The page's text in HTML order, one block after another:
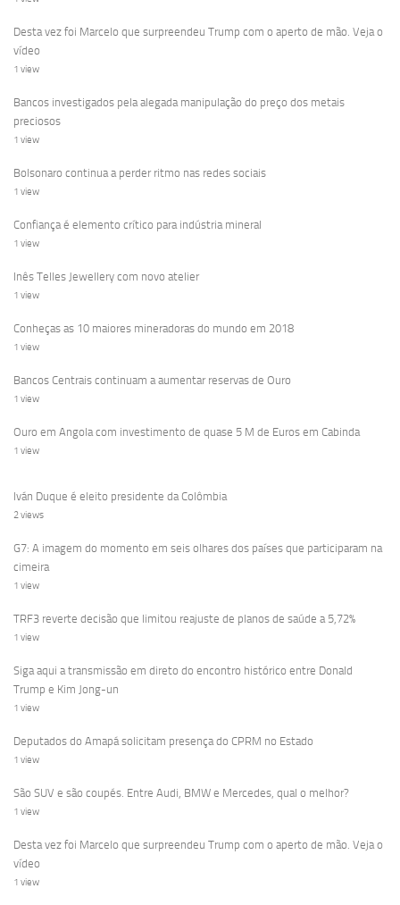
Desta vez foi Marcelo que surpreendeu Trump com o aperto de mão. Veja o
vídeo
1 view
Bancos investigados pela alegada manipulação do preço dos metais
preciosos
1 view
Bolsonaro continua a perder ritmo nas redes sociais
1 view
Confiança é elemento crítico para indústria mineral
1 view
Inês Telles Jewellery com novo atelier
1 view
Conheças as 10 maiores mineradoras do mundo em 2018
1 view
Bancos Centrais continuam a aumentar reservas de Ouro
1 view
Ouro em Angola com investimento de quase 5 M de Euros em Cabinda
1 view
Iván Duque é eleito presidente da Colômbia
2 views
G7: A imagem do momento em seis olhares dos países que participaram na
cimeira
1 view
TRF3 reverte decisão que limitou reajuste de planos de saúde a 5,72%
1 view
Siga aqui a transmissão em direto do encontro histórico entre Donald
Trump e Kim Jong-un
1 view
Deputados do Amapá solicitam presença do CPRM no Estado
1 view
São SUV e são coupés. Entre Audi, BMW e Mercedes, qual o melhor?
1 view
Desta vez foi Marcelo que surpreendeu Trump com o aperto de mão. Veja o
vídeo
1 view